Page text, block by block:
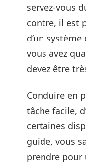
servez-vous
contre, il est
d’un
vous avez
devez être
Conduire en
tâche facile,
certaines
guide, vous
prendre pour